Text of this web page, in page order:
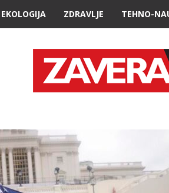
EKOLOGIJA ZDRAVLJE TEHNO-